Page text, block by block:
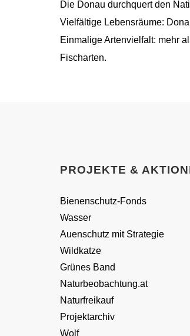
Die Donau durchquert den
Vielfältige Lebensräume:
Einmalige Artenvielfalt: mehr
Fischarten.
PROJEKTE &
Bienenschutz-Fonds
Wasser
Auenschutz mit Strategie
Wildkatze
Grünes Band
Naturbeobachtung.at
Naturfreikauf
Projektarchiv
Wolf